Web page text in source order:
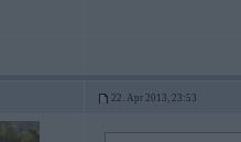
22. Apr 2013, 23:53